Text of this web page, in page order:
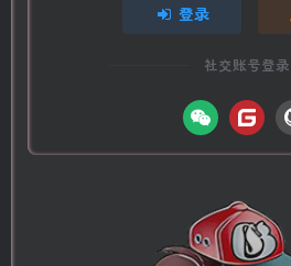
登录
社交账号登录